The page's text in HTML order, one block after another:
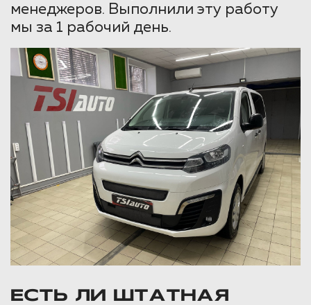
менеджеров. Выполнили эту работу
мы за 1 рабочий день.
ЕСТЬ ЛИ ШТАТНАЯ